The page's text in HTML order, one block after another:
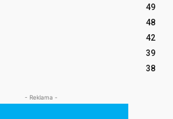
49
48
42
39
38
- Reklama -